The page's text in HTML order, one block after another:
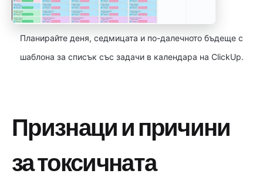
Планирайте деня, седмицата и по-далечното бъдеще с
шаблона за списък със задачи в календара на ClickUp.
Признаци и причини
за токсичната